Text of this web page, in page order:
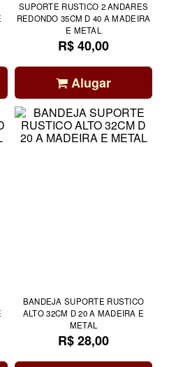
SUPORTE RUSTICO 2 ANDARES
REDONDO 35CM D 40 A MADEIRA
E METAL
R$ 40,00
Alugar
BANDEJA SUPORTE RUSTICO
ALTO 32CM D 20 A MADEIRA E
METAL
R$ 28,00